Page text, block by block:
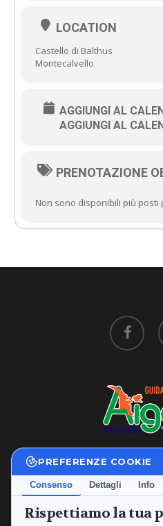
PREFERENZE COOKIE
Consenso Dettagli Info
Rispettiamo la tua
LOCATION
Castello di Balthus
Montecalvello
AGGIUNGI AL
AGGIUNGI AL
PRENOTAZIONE
Non sono disponibili più posti
facebook
Termini e
P.IVA: